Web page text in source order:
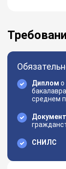
Диплом о
среднем
СНИЛС